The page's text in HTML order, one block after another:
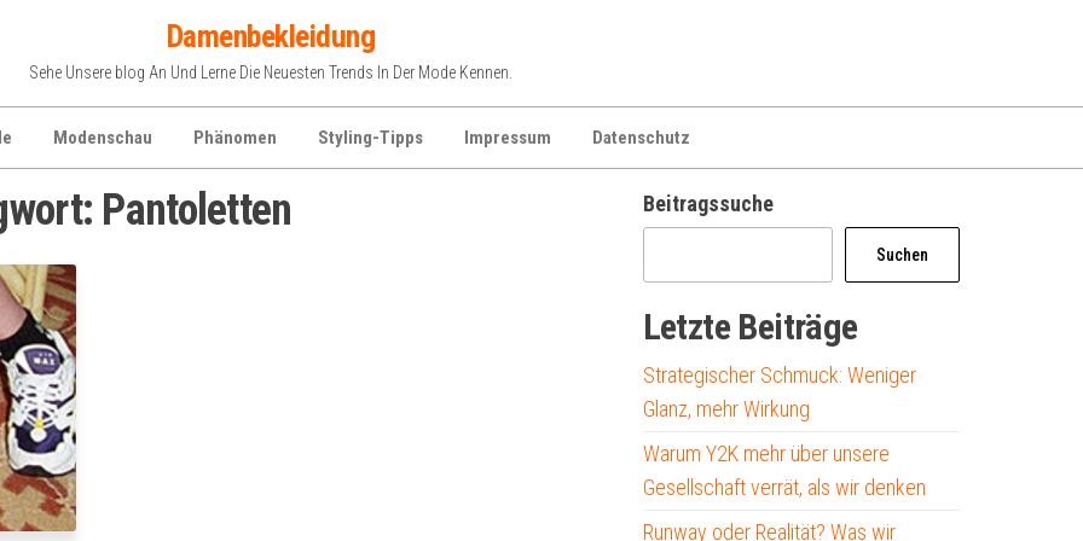
Damenbekleidung
Sehe Unsere blog An Und Lerne Die Neuesten Trends In Der Mode Kennen.
Modenschau Phänomen Styling-Tipps Impressum Datenschutz
Pantoletten Beitragssuche
Suchen
Letzte Beiträge
Strategischer Schmuck: Weniger
Glanz, mehr Wirkung
Warum Y2K mehr über unsere
Gesellschaft verrät, als wir denken
Runway oder Realität? Was wir